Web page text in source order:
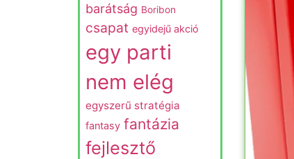
barátság Boribon
csapat egyidejű akció
egy parti
nem elég
egyszerű stratégia
fantasy fantázia
fejlesztő